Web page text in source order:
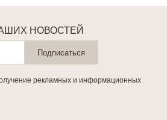
НОВОСТЕЙ
Подписаться
рекламных и информационных